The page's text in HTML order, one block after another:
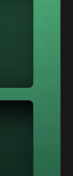
در
را
در